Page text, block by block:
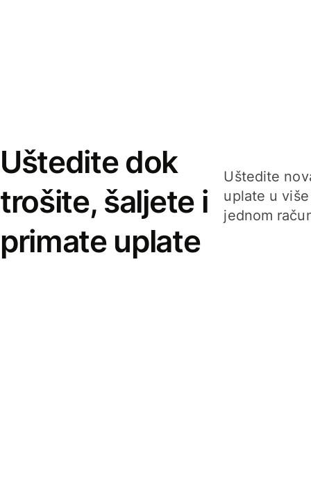
Uštedite dok
trošite, šaljete i
primate uplate
Uštedite
uplate u
jednom